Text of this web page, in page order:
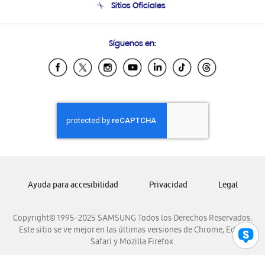
Soporte vía eMail
Sitios Oficiales
Samsung Ecuador
Samsung El Salvador
Samsung Honduras
Samsung Nicaragua
Samsung Panamá
Samsung Venezuela
Síguenos en:
Copyright© 1995-2025 SAMSUNG Todos los Derechos Reservados.
Este sitio se ve mejor en las últimas versiones de Chrome, Edge,
Safari y Mozilla Firefox.
Ayuda para accesibilidad Privacidad Legal